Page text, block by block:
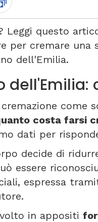
Leggi questo
per cremare una
dell'Emilia.
come
costa farsi
dati per
decide di
essere
espressa
in appositi